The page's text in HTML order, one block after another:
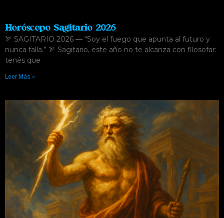
Horóscopo Sagitario 2026
🏹 SAGITARIO 2026 — “Soy el fuego que apunta al futuro y
nunca falla.” 🏹 Sagitario, este año no te alcanza con filosofar:
tenés que
Leer Más »